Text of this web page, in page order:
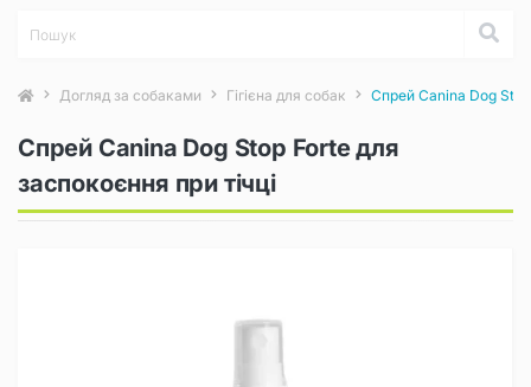
Догляд за собаками Гігієна для собак Спрей Canina Dog
Спрей Canina Dog Stop Forte для
заспокоєння при тічці